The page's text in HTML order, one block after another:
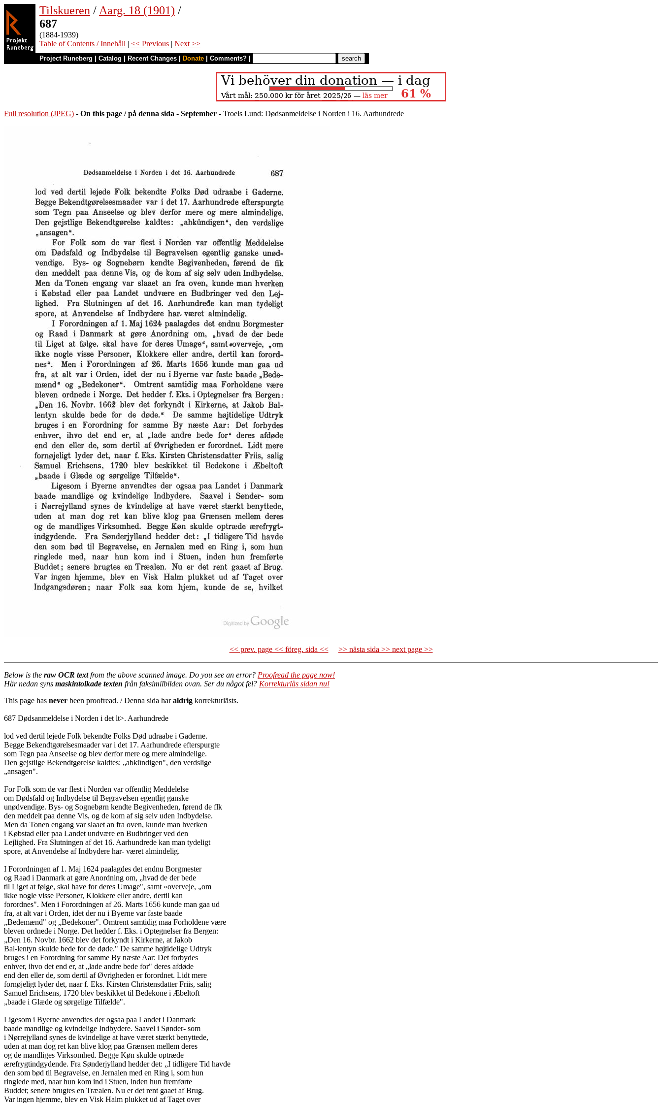
Tilskueren / Aarg. 18 (1901) /
687
(1884-1939)
Table of Contents / Innehåll | << Previous | Next >>
Project Runeberg Catalog Recent Changes Donate Comments?
Full resolution (JPEG) - On this page / på denna sida - September - Troels Lund: Dødsanmeldelse i Norden i 16. Aarhundrede
<< prev. page << föreg. sida << >> nästa sida >> next page >>
Below is the raw OCR textfrom the above scanned image. Do you see an error? Proofread the page now!
Här nedan syns maskintolkade texten från faksimilbilden ovan. Ser du något fel? Korrekturläs sidan nu!
This page has never been proofread. / Denna sida haraldrig korrekturlästs.
687 Dødsanmeldelse i Norden i det lt>. Aarhundrede
lod ved dertil lejede Folk bekendte Folks Død udraabe i Gaderne.
Begge Bekendtgørelsesmaader var i det 17. Aarhundrede efterspurgte
som Tegn paa Anseelse og blev derfor mere og mere almindelige.
Den gejstlige Bekendtgørelse kaldtes: „abkündigen", den verdslige
„ansagen".
For Folk som de var flest i Norden var offentlig Meddelelse
om Dødsfald og Indbydelse til Begravelsen egentlig ganske
unødvendige. Bys- og Sognebørn kendte Begivenheden, førend de flk
den meddelt paa denne Vis, og de kom af sig selv uden Indbydelse.
Men da Tonen engang var slaaet an fra oven, kunde man hverken
i Købstad eller paa Landet undvære en Budbringer ved den
Lejlighed. Fra Slutningen af det 16. Aarhundrede kan man tydeligt
spore, at Anvendelse af Indbydere har- været almindelig.
I Forordningen af 1. Maj 1624 paalagdes det endnu Borgmester
og Raad i Danmark at gøre Anordning om, „hvad de der bede
til Liget at følge, skal have for deres Umage", samt «overveje, „om
ikke nogle visse Personer, Klokkere eller andre, dertil kan
forordnes". Men i Forordningen af 26. Marts 1656 kunde man gaa ud
fra, at alt var i Orden, idet der nu i Byerne var faste baade
„Bedemænd" og „Bedekoner". Omtrent samtidig maa Forholdene være
bleven ordnede i Norge. Det hedder f. Eks. i Optegnelser fra Bergen:
„Den 16. Novbr. 1662 blev det forkyndt i Kirkerne, at Jakob
Bal-lentyn skulde bede for de døde." De samme højtidelige Udtryk
bruges i en Forordning for samme By næste Aar: Det forbydes
enhver, ihvo det end er, at „lade andre bede for" deres afdøde
end den eller de, som dertil af Øvrigheden er forordnet. Lidt mere
fornøjeligt lyder det, naar f. Eks. Kirsten Christensdatter Friis, salig
Samuel Erichsens, 1720 blev beskikket til Bedekone i Æbeltoft
„baade i Glæde og sørgelige Tilfælde".
Ligesom i Byerne anvendtes der ogsaa paa Landet i Danmark
baade mandlige og kvindelige Indbydere. Saavel i Sønder- som
i Nørrejylland synes de kvindelige at have været stærkt benyttede,
uden at man dog ret kan blive klog paa Grænsen mellem deres
og de mandliges Virksomhed. Begge Køn skulde optræde
ærefrygtindgydende. Fra Sønderjylland hedder det: „I tidligere Tid havde
den som bød til Begravelse, en Jernalen med en Ring i, som hun
ringlede med, naar hun kom ind i Stuen, inden hun fremførte
Buddet; senere brugtes en Træalen. Nu er det rent gaaet af Brug.
Var ingen hjemme, blev en Visk Halm plukket ud af Taget over